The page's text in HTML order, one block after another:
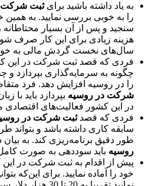
به یاد داشته باشید برای ثبت شرکت
را به خوبی بررسی نمایید. به همین
سنجید و پس از آن بسیار محتاطانه
هزینه زیادی برای این کار صرف
سال‌های نخست گردش مالی به
فردی که قصد ثبت شرکت در این
چگونه به سرمایه‌گذاری بپردازد و
را در روسیه افزایش دهد. فرد
شرکت در روسیه بپردازد باید با
در این کشور فعالیت‌های اقتصادی
فردی که قصد ثبت شرکت در
سابقه کاری داشته باشد و بتواند
طور دقیق برنامه‌ریزی کند. به بیان
روسیه باید سوددهی به صورت
پیش از اقدام به ثبت شرکت در
خود را آماده نمایید. برای این‌که